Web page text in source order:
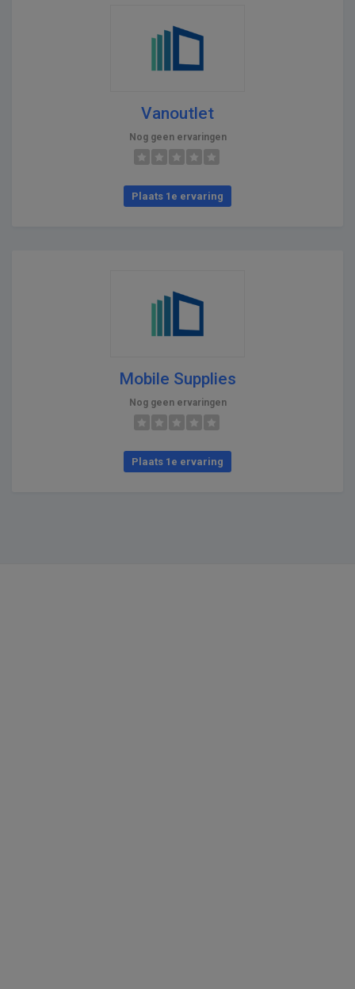
Vanoutlet
Nog geen ervaringen
Plaats 1e ervaring
Mobile Supplies
Nog geen ervaringen
Plaats 1e ervaring